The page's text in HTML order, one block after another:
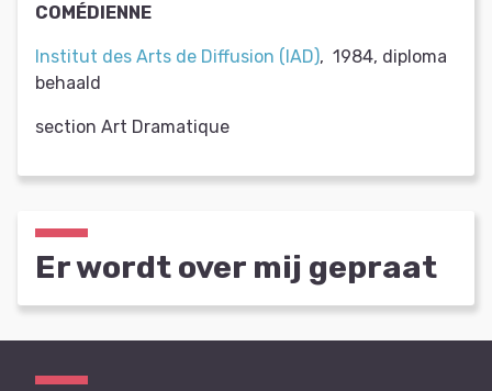
COMÉDIENNE
Institut des Arts de Diffusion (IAD), 1984, diploma
behaald
section Art Dramatique
Er wordt over mij gepraat